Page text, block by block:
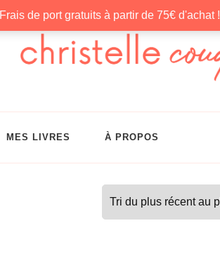
Frais de port gratuits à partir de 75€ d'achat !
MES LIVRES À PROPOS